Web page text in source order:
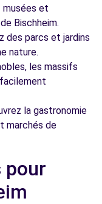
musées et
Bischheim.
des parcs et jardins
nature.
les massifs
la gastronomie
marchés de
pour